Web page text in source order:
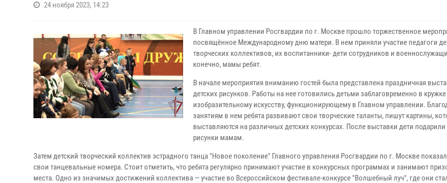
24 ноября 2023, 14:23
В Главном управлении Росгвардии по г. Москве прошло торжественное
посвящённое Международному дню матери. В нем приняли участие педагоги
творческих коллективов, их воспитанники- дети сотрудников и
конечно, мамы ребят.
В начале мероприятия вниманию гостей была представлена праздничная
детских рисунков. Работы на нее готовились детьми заблаговременно в
изобразительному искусству, функционирующему в Главном управлении.
занятиям в нем ребята развивают свои творческие таланты, пишут картины,
выставляются на различных детских конкурсах. После выставки дети
рисунки мамам.
Затем детский творческий коллектив эстрадного танца "Новое поколение" Главного управления Росгвардии по г. Москве
свои танцевальные номера. Стоит отметить, что ребята регулярно принимают участие в конкурсных программах и занимают
места. Одно из значимых достижений коллектива — участие во Всероссийском фестивале-конкурсе "Волшебный луч", где они